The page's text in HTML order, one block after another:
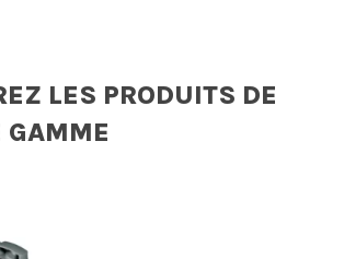
LES PRODUITS DE
GAMME